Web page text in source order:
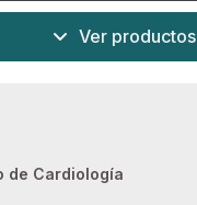
Ver productos
de Cardiología